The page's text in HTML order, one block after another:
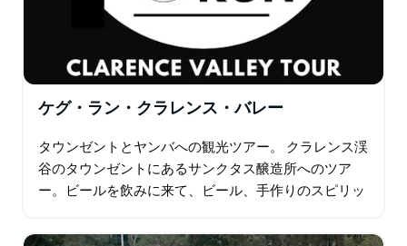
ケグ・ラン・クラレンス・バレー
タウンゼントとヤンバへの観光ツアー。 クラレンス渓
谷のタウンゼントにあるサンクタス醸造所へのツア
ー。ビールを飲みに来て、ビール、手作りのスピリッ